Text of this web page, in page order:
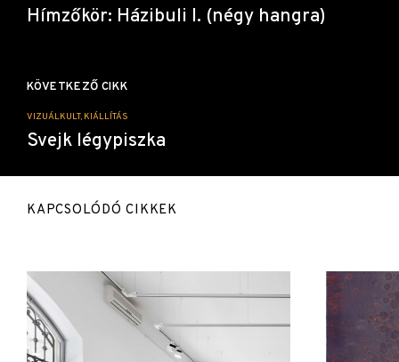
Hímzőkör: Házibuli I. (négy hangra)
KÖVETKEZŐ CIKK
VIZUÁLKULT, KIÁLLÍTÁS
Svejk légypiszka
KAPCSOLÓDÓ CIKKEK